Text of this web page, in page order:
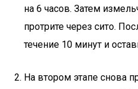
на 6 часов. Затем
протрите через сито.
течение 10 минут и
На втором этапе снова